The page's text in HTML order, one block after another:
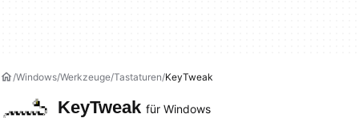
Windows Werkzeuge Tastaturen KeyTweak
KeyTweak für Windows